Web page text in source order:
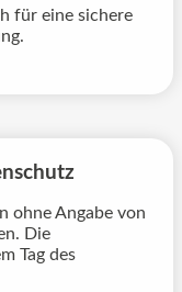
für eine sichere
ohne Angabe von
Die
Tag des